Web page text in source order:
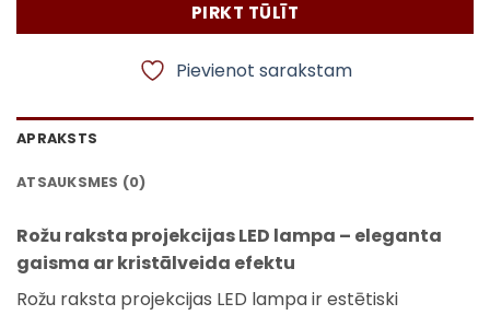
PIRKT TŪLĪT
Pievienot sarakstam
APRAKSTS
ATSAUKSMES (0)
Rožu raksta projekcijas LED lampa – eleganta
gaisma ar kristālveida efektu
Rožu raksta projekcijas LED lampa ir estētiski